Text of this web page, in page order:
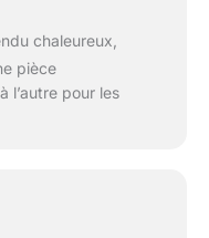
chaleureux,
pièce
l’autre pour les